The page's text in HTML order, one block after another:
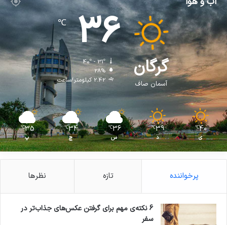
گرگان
آسمان صاف
36
℃
40º - 31º
28%
2.42 کیلومتر/ساعت
40
℃
ی
39
℃
د
36
℃
س
34
℃
چ
35
℃
پ
پرخواننده تازه نظرها
6 نکته‌ی مهم برای گرفتن عکس‌های جذاب‌تر در
سفر